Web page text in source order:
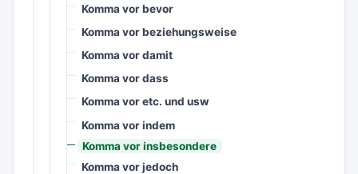
Komma vor bevor
Komma vor beziehungsweise
Komma vor damit
Komma vor dass
Komma vor etc. und usw
Komma vor indem
Komma vor insbesondere
Komma vor jedoch